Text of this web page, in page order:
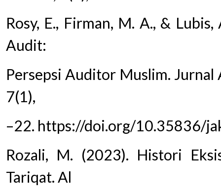
Rosy, E., Firman, M. A., &
Audit:
Persepsi Auditor Muslim. Jurnal
7(1),
–22. https://doi.org/10.35836/
Rozali, M. (2023). Histori
Tariqat. Al